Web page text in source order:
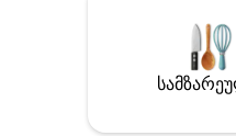
სამზარეულო აქვს.
იპოვით
მდებარეობს ღია
ხელუხლებელი
რომლებიც